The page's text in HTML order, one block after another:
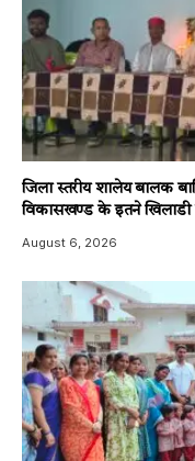
जिला स्तरीय शालेय बालक
विकासखण्ड के इतने
August 6, 2026